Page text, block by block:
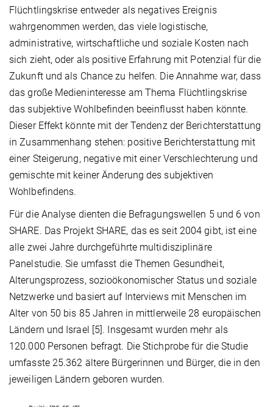
Flüchtlingskrise entweder als negatives Ereignis
wahrgenommen werden, das viele logistische,
administrative, wirtschaftliche und soziale Kosten nach
sich zieht, oder als positive Erfahrung mit Potenzial für die
Zukunft und als Chance zu helfen. Die Annahme war, dass
das große Medieninteresse am Thema Flüchtlingskrise
das subjektive Wohlbefinden beeinflusst haben könnte.
Dieser Effekt könnte mit der Tendenz der Berichterstattung
in Zusammenhang stehen: positive Berichterstattung mit
einer Steigerung, negative mit einer Verschlechterung und
gemischte mit keiner Änderung des subjektiven
Wohlbefindens.
Für die Analyse dienten die Befragungswellen 5 und 6 von
SHARE. Das Projekt SHARE, das es seit 2004 gibt, ist eine
alle zwei Jahre durchgeführte multidisziplinäre
Panelstudie. Sie umfasst die Themen Gesundheit,
Alterungsprozess, sozioökonomischer Status und soziale
Netzwerke und basiert auf Interviews mit Menschen im
Alter von 50 bis 85 Jahren in mittlerweile 28 europäischen
Ländern und Israel [5]. Insgesamt wurden mehr als
120.000 Personen befragt. Die Stichprobe für die Studie
umfasste 25.362 ältere Bürgerinnen und Bürger, die in den
jeweiligen Ländern geboren wurden.